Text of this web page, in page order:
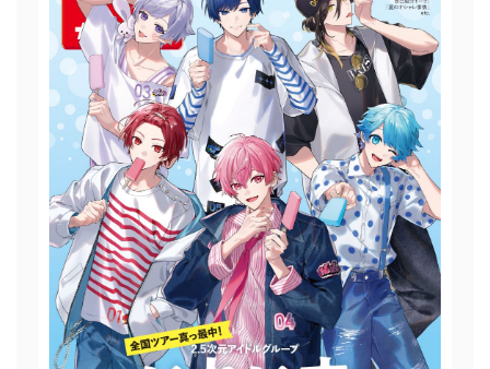
ソフトウェア等を導入し、自動更新 機能等の活用
により、これを最新状態としています。
情報システムの使用に伴う漏洩等の防止
メール等により個人データの含まれるファイルを
送信する場合に、当該ファイルへのパスワードを
設定しています。
個人情報保護マネジメントシステムの継続的改善
当社は、内部監査及びマネジメントレビューの機会を通
じて、個人情報保護マネジメントシステムを継続的に改
善し、常に最良の状態を維持します。
苦情及び相談受付け窓口
貴殿の個人情報及び当社の個人情報保護マネジメントシ
ステムに関するご相談及び苦情については以下までご連